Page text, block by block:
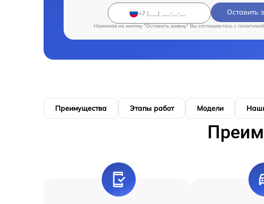
Оставить
Нажимая на кнопку "Оставить заявку" Вы соглашаетесь c
Преимущества Этапы работ Модели